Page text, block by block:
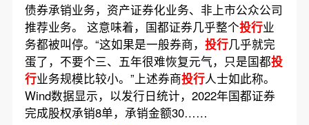
债券承销业务，资产证券化业务、非上市公众公司
推荐业务。 这意味着，国都证券几乎整个投行业
务都被叫停。“这如果是一般券商， 投行几乎就完
蛋了，不要个三、五年很难恢复元气，只是国都投
行业务规模比较小。”上述券商投行人士如此称。
Wind数据显示，以发行日统计，2022年国都证券
完成股权承销8单，承销金额30……